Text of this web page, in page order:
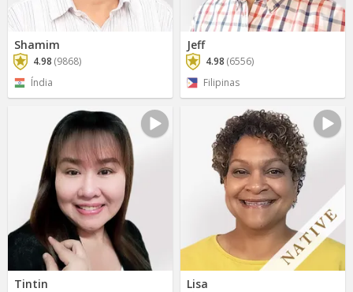
Shamim
4.98 (9868)
Índia
Jeff
4.98 (6556)
Filipinas
Tintin Lisa